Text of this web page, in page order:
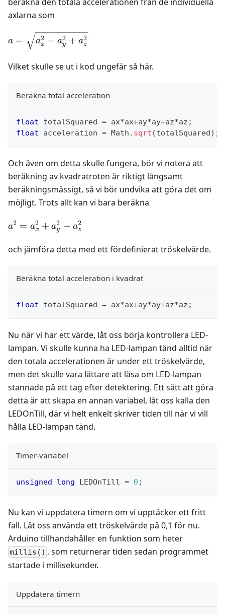
axlarna som
a =
\sqrt{a_x^2+a_y^2+a_z^2}
a = ax
2 + ay
2 + az
2
Vilket skulle se ut i kod ungefär så här.
Beräkna total acceleration
float totalSquared = ax*ax+ay*ay+az*az ;
float acceleration = Math . sqrt (totalSquared) ;
Och även om detta skulle fungera, bör vi notera att
beräkning av kvadratroten är riktigt långsamt
beräkningsmässigt, så vi bör undvika att göra det om
möjligt. Trots allt kan vi bara beräkna
a^2 =
a_x^2+a_y^2+a_z^2
a2 = ax
2 + ay
2 + az
2
och jämföra detta med ett fördefinierat tröskelvärde.
Beräkna total acceleration i kvadrat
float totalSquared = ax*ax+ay*ay+az*az ;
Nu när vi har ett värde, låt oss börja kontrollera LED-
lampan. Vi skulle kunna ha LED-lampan tänd alltid när
den totala accelerationen är under ett tröskelvärde,
men det skulle vara lättare att läsa om LED-lampan
stannade på ett tag efter detektering. Ett sätt att göra
detta är att skapa en annan variabel, låt oss kalla den
LEDOnTill, där vi helt enkelt skriver tiden till när vi vill
hålla LED-lampan tänd.
Timer-variabel
unsigned long LEDOnTill = 0 ;
Nu kan vi uppdatera timern om vi upptäcker ett fritt
fall. Låt oss använda ett tröskelvärde på 0,1 för nu.
Arduino tillhandahåller en funktion som heter
millis() , som returnerar tiden sedan programmet
startade i millisekunder.
Uppdatera timern